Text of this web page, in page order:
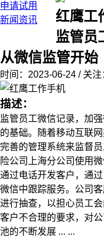
申请试用
新闻资讯
红鹰工
监管员
从微信监管开始
时间：2023-06-24 / 关注
描述：
监管员工微信记录，加
的基础。随着移动互联
完善的管理系统来监督
险公司上海分公司使用
通过电话开发客户，通
微信中跟踪服务。公司
进行抽查，以担心员工
客户不合理的要求，对
池的不断发展 ... ...